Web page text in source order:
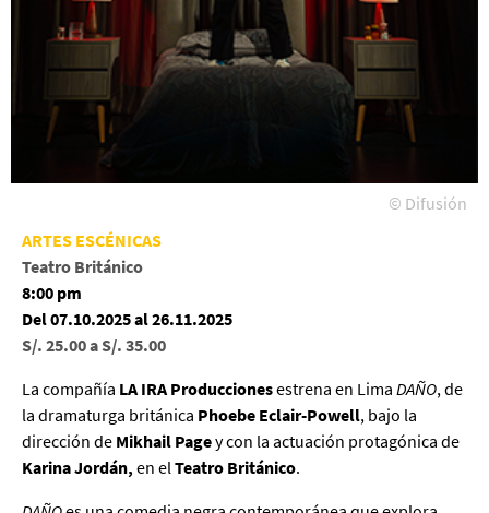
© Difusión
ARTES ESCÉNICAS
Teatro Británico
8:00 pm
Del 07.10.2025 al 26.11.2025
S/. 25.00 a S/. 35.00
La compañía LA IRA Produccionesestrena en Lima DAÑO, de
la dramaturga británica Phoebe Eclair-Powell, bajo la
dirección de Mikhail Pagey con la actuación protagónica de
Karina Jordán, en elTeatro Británico.